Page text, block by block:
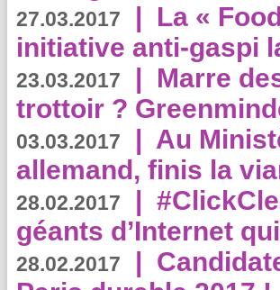
27.03.2017 | La «
initiative anti-gaspi
23.03.2017 | Marre
trottoir ?
03.03.2017 | Au
allemand, finis la
28.02.2017 |
géants d’Internet
28.02.2017 |